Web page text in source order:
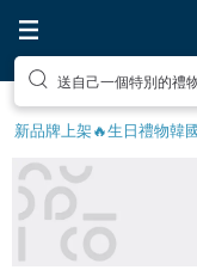
送自己一個特別的禮
新品牌上架🔥生日禮物韓